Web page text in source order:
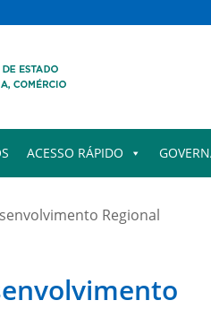
ACESSO RÁPIDO
Regional